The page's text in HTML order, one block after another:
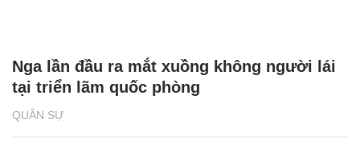
QUÂN SỰ
Nga lần đầu ra mắt xuồng không người lái
tại triển lãm quốc phòng